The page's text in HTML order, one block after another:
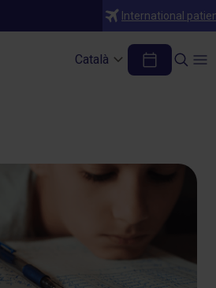
International
Català
de saber sobre